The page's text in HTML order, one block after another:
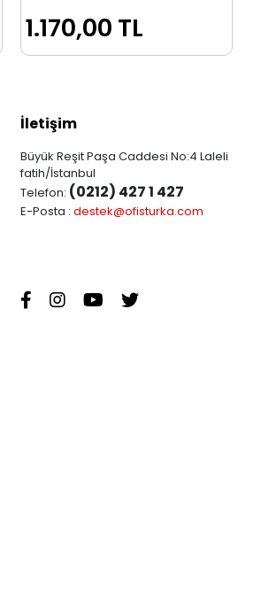
1.170,00 TL
İletişim
Büyük Reşit Paşa Caddesi No:4 Laleli
fatih/İstanbul
Telefon: (0212) 427 1 427
E-Posta : destek@ofisturka.com